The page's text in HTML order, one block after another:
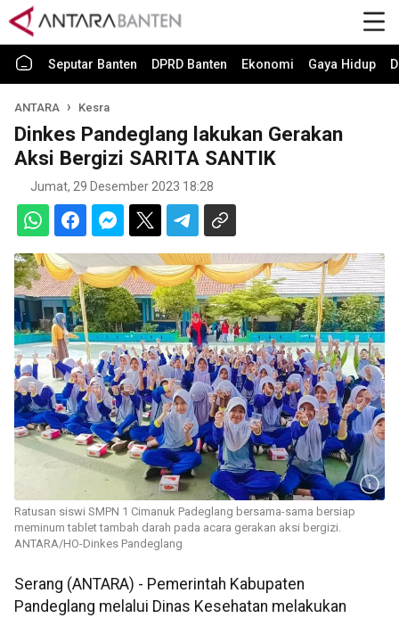
Seputar Banten DPRD Banten Ekonomi Gaya Hidup
ANTARA Kesra
Dinkes Pandeglang lakukan Gerakan
Aksi Bergizi SARITA SANTIK
Jumat, 29 Desember 2023 18:28
Ratusan siswi SMPN 1 Cimanuk Padeglang bersama-sama bersiap
meminum tablet tambah darah pada acara gerakan aksi bergizi.
ANTARA/HO-Dinkes Pandeglang
Serang (ANTARA) - Pemerintah Kabupaten
Pandeglang melalui Dinas Kesehatan melakukan